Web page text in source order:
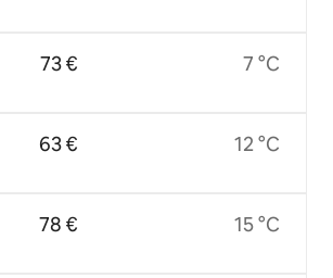
73 €
63 €
78 €
7 °C
12 °C
15 °C